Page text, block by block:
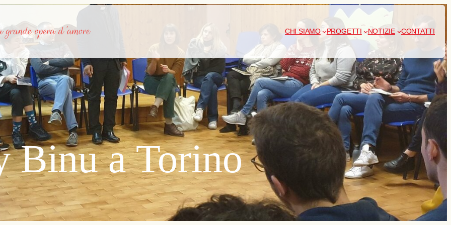
CHI SIAMO PROGETTI NOTIZIE CONTATTI
Binu a Torino